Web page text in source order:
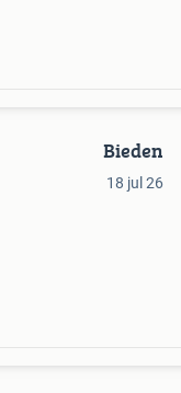
Bieden
18 jul 26